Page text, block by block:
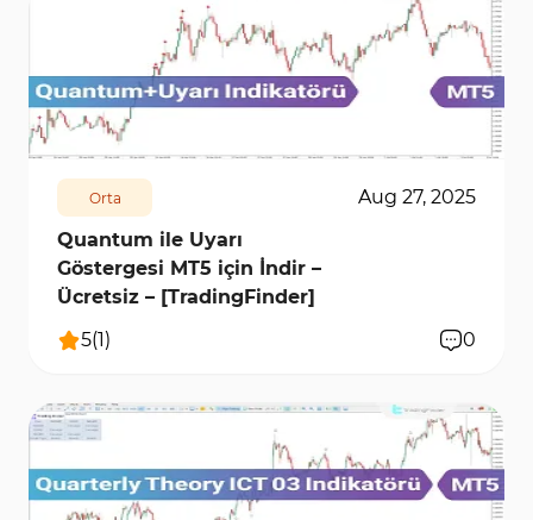
441 5968 0
Orta
Aug 27, 2025
Quantum ile Uyarı
Göstergesi MT5 için İndir –
Ücretsiz – [TradingFinder]
5(1) 0